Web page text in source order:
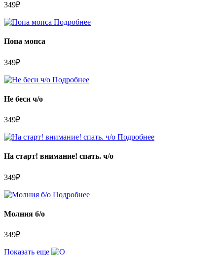
349₽
Подробнее
Попа мопса
349₽
Подробнее
Не беси ч/о
349₽
Подробнее
На старт! внимание! спать. ч/о
349₽
Подробнее
Молния б/о
349₽
Показать еще